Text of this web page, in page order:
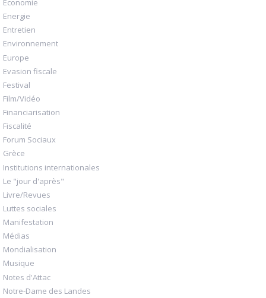
Economie
Energie
Entretien
Environnement
Europe
Evasion fiscale
Festival
Film/Vidéo
Financiarisation
Fiscalité
Forum Sociaux
Grèce
Institutions internationales
Le "jour d'après"
Livre/Revues
Luttes sociales
Manifestation
Médias
Mondialisation
Musique
Notes d'Attac
Notre-Dame des Landes